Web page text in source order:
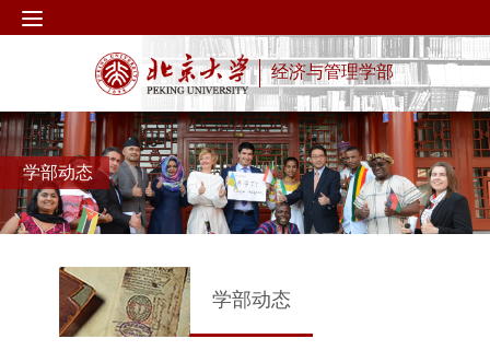
经济与管理学部
学部动态
学部动态